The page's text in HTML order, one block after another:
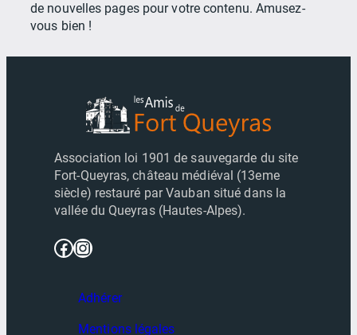
de nouvelles pages pour votre contenu. Amusez-
vous bien !
Association loi 1901 de sauvegarde du site
Fort-Queyras, château médiéval (13eme
siècle) restauré par Vauban situé dans la
vallée du Queyras (Hautes-Alpes).
Facebook Instagram
Adhérer
Mentions légales